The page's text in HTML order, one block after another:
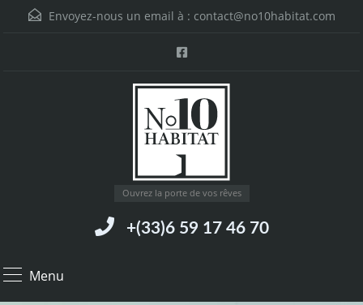
Envoyez-nous un email à : contact@no10habitat.com
Ouvrez la porte de vos rêves
+(33)6 59 17 46 70
Menu